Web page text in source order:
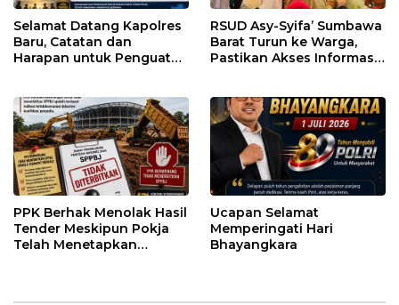
Selamat Datang Kapolres
Baru, Catatan dan
Harapan untuk Penguatan
RSUD Asy-Syifa’ Sumbawa
Barat Turun ke Warga,
Pastikan Akses Informasi
PPK Berhak Menolak Hasil
Tender Meskipun Pokja
Telah Menetapkan
Ucapan Selamat
Memperingati Hari
Bhayangkara